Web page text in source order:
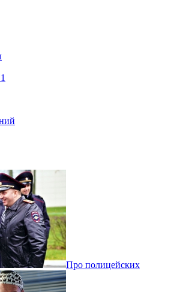
Про полицейских